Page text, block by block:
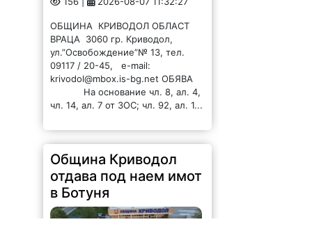
чл. 14, ал. 7 от ЗОС; чл. 92, ал. 1...
Община Криводол
отдава под наем имот
в Ботуня
159 | 2026-08-07 11:30:54